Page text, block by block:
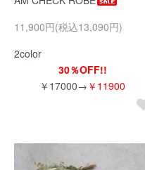
11,900円(税込13,090円)
2color
30％OFF!!
￥17000→ ￥11900